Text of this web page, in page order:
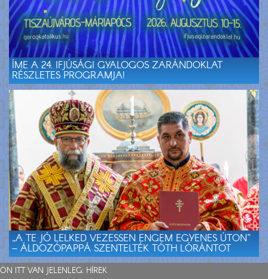
ÍME A 24. IFJÚSÁGI GYALOGOS ZARÁNDOKLAT
RÉSZLETES PROGRAMJA!
„A TE JÓ LELKED VEZESSEN ENGEM EGYENES ÚTON”
– ÁLDOZÓPAPPÁ SZENTELTÉK TÓTH LÓRÁNTOT
ÖN ITT VAN JELENLEG: HÍREK